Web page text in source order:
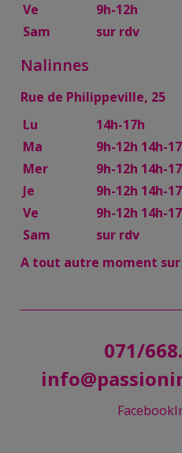
Ve
9h-12h
Sam
sur rdv
Nalinnes
Rue de Philippeville, 25
Lu
14h-17h
Ma
9h-12h 14h-
Mer
9h-12h 14h-
Je
9h-12h 14h-
Ve
9h-12h 14h-
Sam
sur rdv
A tout autre moment sur
071/
Facebook